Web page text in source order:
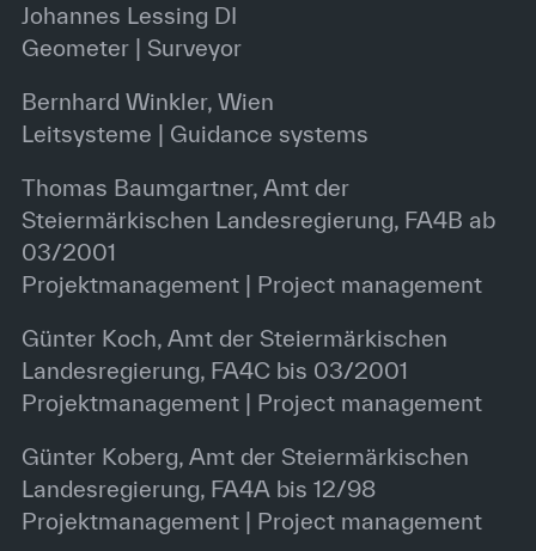
Johannes Lessing DI
Geometer | Surveyor
Bernhard Winkler, Wien
Leitsysteme | Guidance systems
Thomas Baumgartner, Amt der
Steiermärkischen Landesregierung, FA4B ab
03/2001
Projektmanagement | Project management
Günter Koch, Amt der Steiermärkischen
Landesregierung, FA4C bis 03/2001
Projektmanagement | Project management
Günter Koberg, Amt der Steiermärkischen
Landesregierung, FA4A bis 12/98
Projektmanagement | Project management